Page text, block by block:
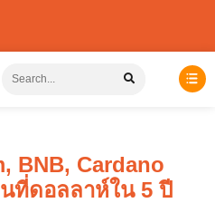
BNB, Cardano
ที่ดอลลาห์ใน 5 ปี